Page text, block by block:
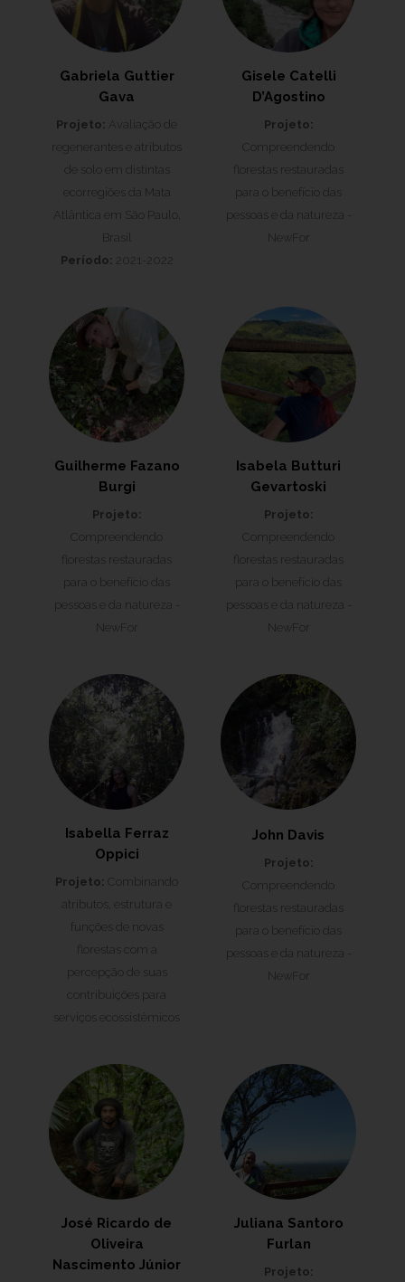
Gabriela Guttier
Gava
Projeto: Avaliação de
regenerantes e atributos
de solo em distintas
ecorregiões da Mata
Atlântica em São Paulo,
Brasil
Período: 2021-2022
Gisele Catelli
D’Agostino
Projeto:
Compreendendo
florestas restauradas
para o benefício das
pessoas e da natureza -
NewFor
Guilherme Fazano
Burgi
Projeto:
Compreendendo
florestas restauradas
para o benefício das
pessoas e da natureza -
NewFor
Isabela Butturi
Gevartoski
Projeto:
Compreendendo
florestas restauradas
para o benefício das
pessoas e da natureza -
NewFor
Isabella Ferraz
Oppici
Projeto: Combinando
atributos, estrutura e
funções de novas
florestas com a
percepção de suas
contribuições para
serviços ecossistêmicos
John Davis
Projeto:
Compreendendo
florestas restauradas
para o benefício das
pessoas e da natureza -
NewFor
José Ricardo de
Oliveira
Nascimento Júnior
Juliana Santoro
Furlan
Projeto: